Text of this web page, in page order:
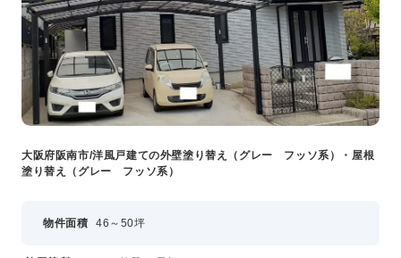
大阪府阪南市/洋風戸建ての外壁塗り替え（グレー フッソ系）・屋根
塗り替え（グレー フッソ系）
物件面積 46～50坪